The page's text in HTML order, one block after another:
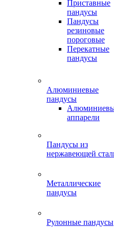
Приставные
пандусы
Пандусы
резиновые
пороговые
Перекатные
пандусы
Алюминиевые
пандусы
аппарели
Пандусы из
нержавеющей
Металлические
пандусы
Рулонные пандусы